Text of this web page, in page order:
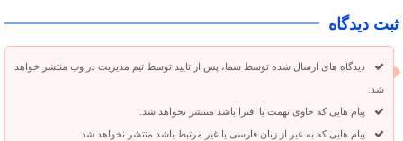
ثبت دیدگاه
دیدگاه های ارسال شده توسط شما، پس از تایید توسط تیم مدیریت در وب منتشر خواهد
شد.
پیام هایی که حاوی تهمت یا افترا باشد منتشر نخواهد شد.
پیام هایی که به غیر از زبان فارسی یا غیر مرتبط باشد منتشر نخواهد شد.